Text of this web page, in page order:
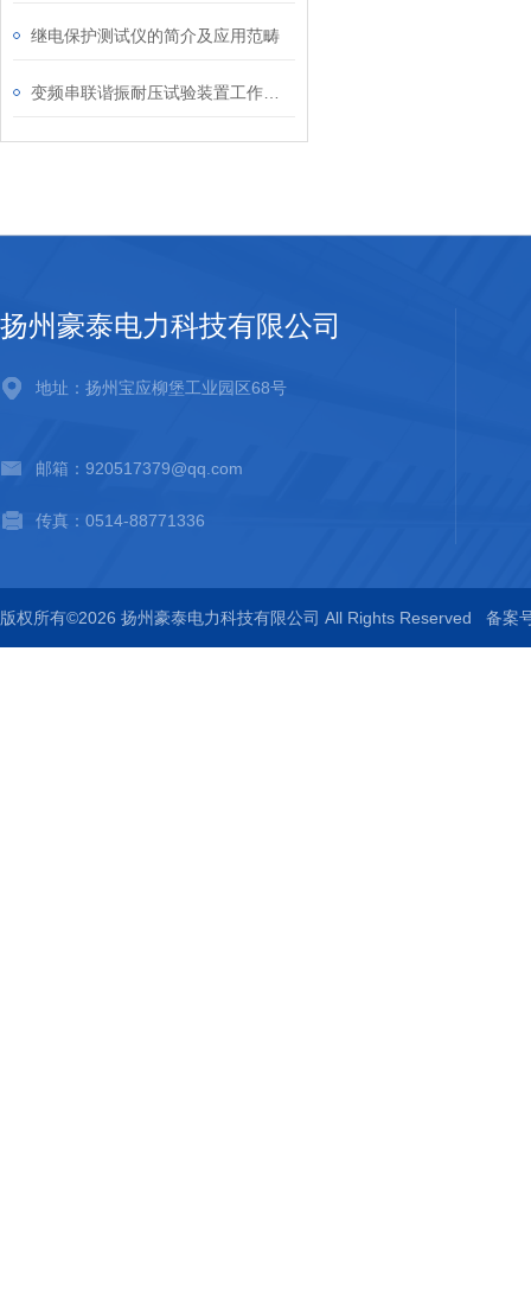
继电保护测试仪的简介及应用范畴
扬州豪泰电力科技有限公司
地址：扬州宝应柳堡工业园区68号
邮箱：920517379@qq.com
传真：0514-88771336
版权所有©2026 扬州豪泰电力科技有限公司 All Rights Reserved 备案